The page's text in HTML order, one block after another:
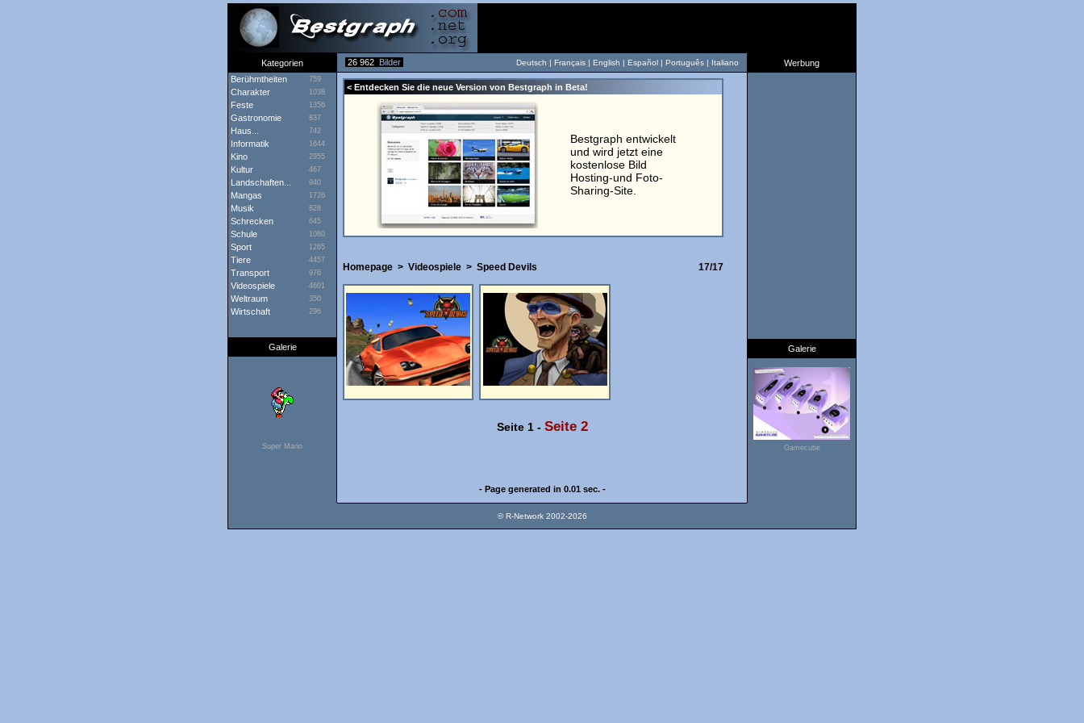
Kategorien 26 962 Bilder Deutsch | Français | English | Español | Português | Italiano
Werbung
Berühmtheiten
759
Charakter 1038
Feste 1356
Gastronomie 837
Haus... 742
Informatik 1644
Kino 2955
Kultur 467
Landschaften... 940
Mangas 1726
Musik 828
Schrecken 645
Schule 1080
Sport 1265
Tiere 4457
Transport 976
Videospiele 4601
Weltraum 350
Wirtschaft 296
Galerie
Super Mario
< Entdecken Sie die neue Version von Bestgraph in Beta!
Bestgraph entwickelt
und wird jetzt eine
kostenlose Bild
Hosting-und Foto-
Sharing-Site.
Homepage > Videospiele > Speed Devils 17/17
Seite 1- Seite 2
Galerie
Gamecube
- Page generated in 0.01 sec. -
© R-Network 2002-2026